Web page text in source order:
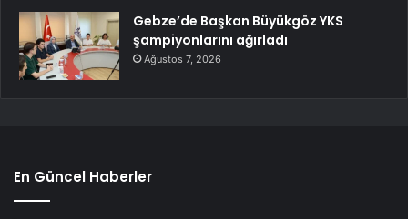
Gebze’de Başkan Büyükgöz YKS
şampiyonlarını ağırladı
Ağustos 7, 2026
En Güncel Haberler